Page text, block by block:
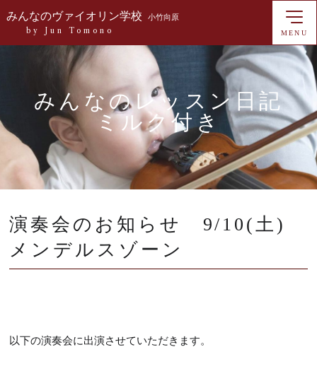
みんなのヴァイオリン学校 小竹向原
by Jun Tomono MENU
みんなのレッスン日記
ミルク付き
演奏会のお知らせ 9/10(土)
メンデルスゾーン
以下の演奏会に出演させていただきます。